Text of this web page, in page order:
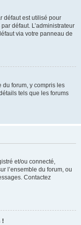
défaut est utilisé pour
défaut. L’administrateur
via votre panneau de
du forum, y compris les
tels que les forums
et/ou connecté,
l’ensemble du forum, ou
Contactez
!